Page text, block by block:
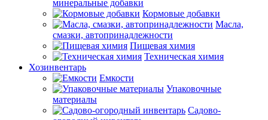
минеральные добавки
Кормовые добавки
Масла,
смазки, автопринадлежности
Пищевая химия
Техническая химия
Хозинвентарь
Емкости
Упаковочные
материалы
Садово-